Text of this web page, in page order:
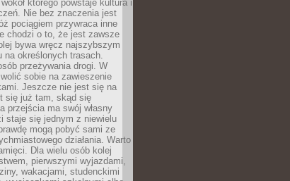
którego powstaje kultura i
Nie bez znaczenia jest
pociągiem przywraca inne
chodzi o to, że jest zawsze
bywa wręcz najszybszym
na określonych trasach.
przeżywania drogi. W
sobie na zawieszenie
Jeszcze nie jest się na
się już tam, skąd się
przejścia ma swój własny
staje się jednym z niewielu
mogą pobyć sami ze
działania. Warto
Dla wielu osób kolej
pierwszymi wyjazdami,
wakacjami, studenckimi